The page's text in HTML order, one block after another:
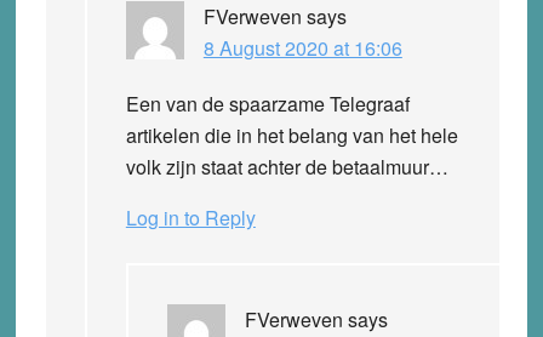
FVerweven says
8 August 2020 at 16:06
Een van de spaarzame Telegraaf
artikelen die in het belang van het hele
volk zijn staat achter de betaalmuur…
Log in to Reply
FVerweven says